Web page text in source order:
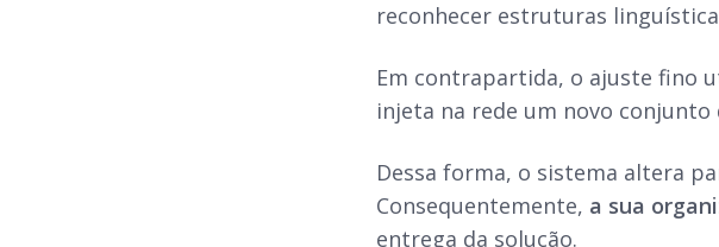
reconhecer estruturas
Em contrapartida, o ajuste fino
injeta na rede um novo conjunto
Dessa forma, o sistema altera
Consequentemente, a sua
entrega da solução.